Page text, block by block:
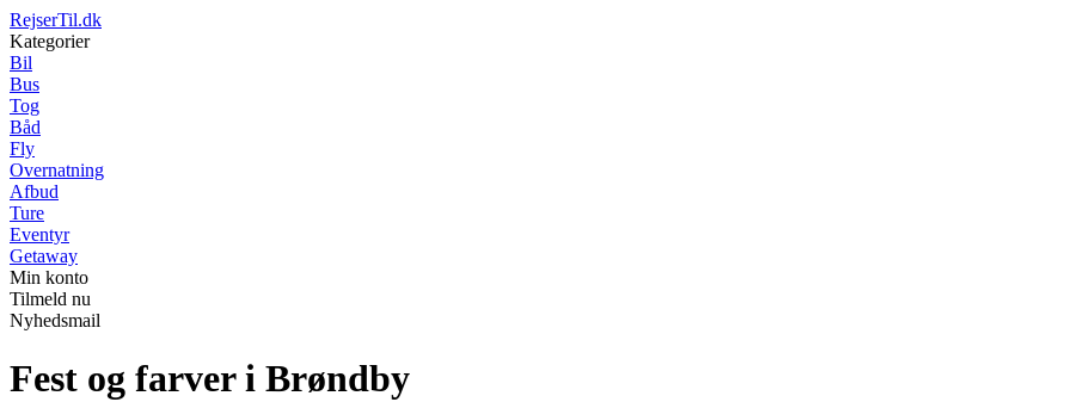
RejserTil.dk
Kategorier
Bil
Bus
Tog
Båd
Fly
Overnatning
Afbud
Ture
Eventyr
Getaway
Min konto
Tilmeld nu
Nyhedsmail
Fest og farver i Brøndby